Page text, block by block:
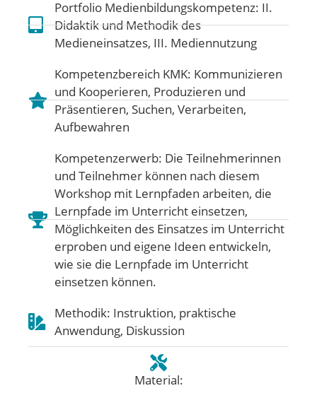
Portfolio Medienbildungskompetenz: II.
Didaktik und Methodik des
Medieneinsatzes, III. Mediennutzung
Kompetenzbereich KMK: Kommunizieren
und Kooperieren, Produzieren und
Präsentieren, Suchen, Verarbeiten,
Aufbewahren
Kompetenzerwerb: Die Teilnehmerinnen
und Teilnehmer können nach diesem
Workshop mit Lernpfaden arbeiten, die
Lernpfade im Unterricht einsetzen,
Möglichkeiten des Einsatzes im Unterricht
erproben und eigene Ideen entwickeln,
wie sie die Lernpfade im Unterricht
einsetzen können.
Methodik: Instruktion, praktische
Anwendung, Diskussion
Material: